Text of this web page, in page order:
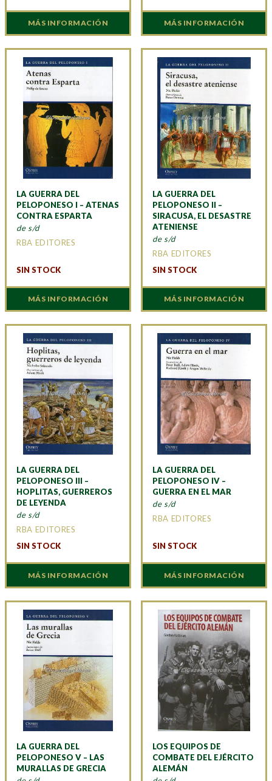
MÁS INFORMACIÓN MÁS INFORMACIÓN
LA GUERRA DEL
PELOPONESO I – ATENAS
CONTRA ESPARTA
de s/d
RBA EDITORES
SIN STOCK
MÁS INFORMACIÓN
LA GUERRA DEL
PELOPONESO II –
SIRACUSA, EL DESASTRE
ATENIENSE
de s/d
RBA EDITORES
SIN STOCK
MÁS INFORMACIÓN
LA GUERRA DEL
PELOPONESO III –
HOPLITAS, GUERREROS
DE LEYENDA
de s/d
RBA EDITORES
SIN STOCK
MÁS INFORMACIÓN
LA GUERRA DEL
PELOPONESO IV –
GUERRA EN EL MAR
de s/d
RBA EDITORES
SIN STOCK
MÁS INFORMACIÓN
LA GUERRA DEL
PELOPONESO V – LAS
MURALLAS DE GRECIA
LOS EQUIPOS DE
COMBATE DEL EJÉRCITO
ALEMÁN